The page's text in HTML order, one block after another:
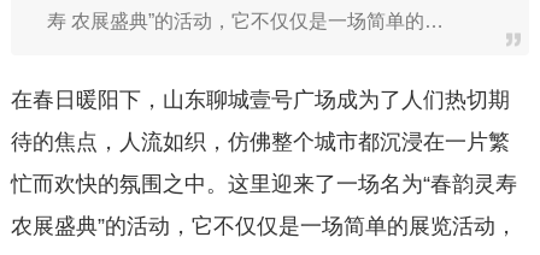
寿 农展盛典”的活动，它不仅仅是一场简单的…
在春日暖阳下，山东聊城壹号广场成为了人们热切期
待的焦点，人流如织，仿佛整个城市都沉浸在一片繁
忙而欢快的氛围之中。这里迎来了一场名为“春韵灵寿
农展盛典”的活动，它不仅仅是一场简单的展览活动，